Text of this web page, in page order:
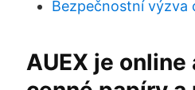
Bezpečnostní výzva
AUEX je